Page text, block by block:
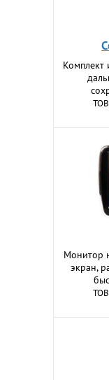
Комплект
Монитор
экран,